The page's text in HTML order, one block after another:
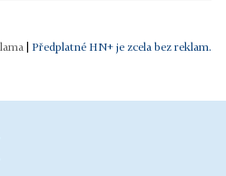
Předplatné HN+ je zcela bez reklam.